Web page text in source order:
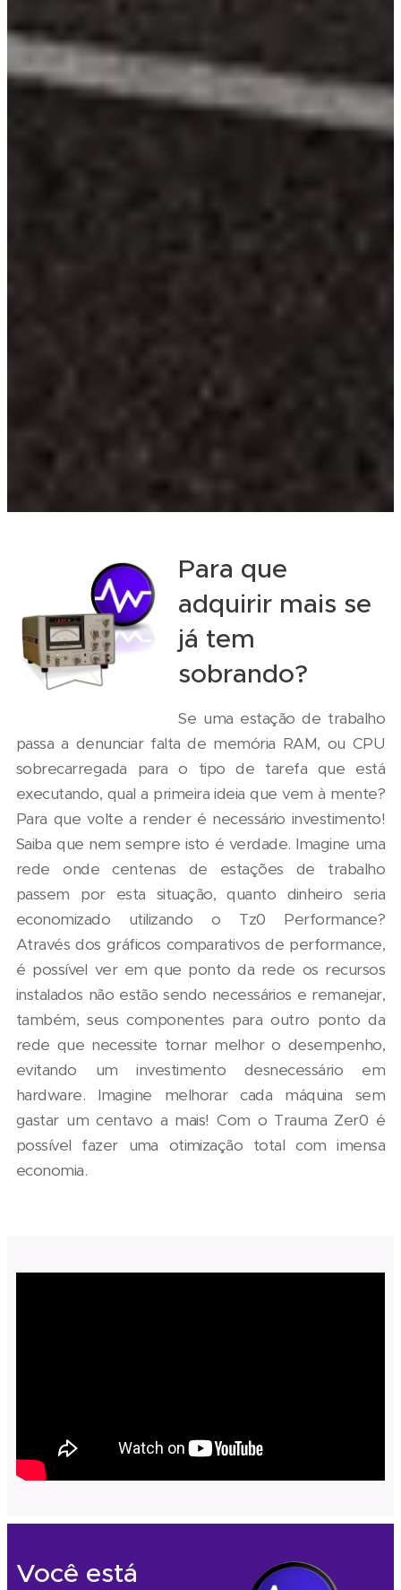
Para que
adquirir mais se
já tem
sobrando?
Se uma estação de trabalho
passa a denunciar falta de memória RAM, ou CPU
sobrecarregada para o tipo de tarefa que está
executando, qual a primeira ideia que vem à mente?
Para que volte a render é necessário investimento!
Saiba que nem sempre isto é verdade. Imagine uma
rede onde centenas de estações de trabalho
passem por esta situação, quanto dinheiro seria
economizado utilizando o Tz0 Performance?
Através dos gráficos comparativos de performance,
é possível ver em que ponto da rede os recursos
instalados não estão sendo necessários e remanejar,
também, seus componentes para outro ponto da
rede que necessite tornar melhor o desempenho,
evitando um investimento desnecessário em
hardware. Imagine melhorar cada máquina sem
gastar um centavo a mais! Com o Trauma Zer0 é
possível fazer uma otimização total com imensa
economia.
Você está